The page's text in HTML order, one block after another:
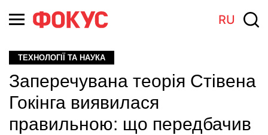
RU
ТЕХНОЛОГІЇ ТА НАУКА
Заперечувана теорія Стівена
Гокінга виявилася
правильною: що передбачив